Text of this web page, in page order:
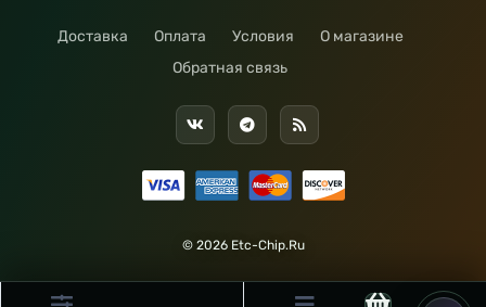
Доставка Оплата Условия
О магазине
Обратная связь
© 2026 Etc-Chip.Ru